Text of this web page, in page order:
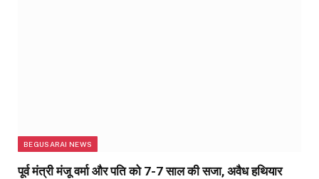
BEGUSARAI NEWS
पूर्व मंत्री मंजू वर्मा और पति को 7-7 साल की सजा, अवैध हथियार